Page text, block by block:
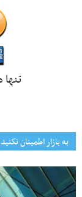
به بازار اطمینان